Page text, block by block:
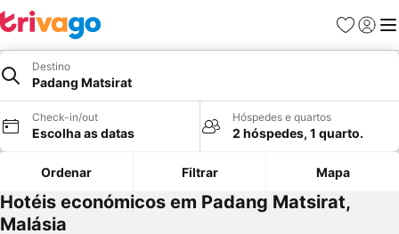
Favoritos
Iniciar
Destino
Padang Matsirat
Check-in/out
Escolha as datas
Hóspedes e quartos
2 hóspedes, 1 quarto.
Ordenar Filtrar Mapa
Hotéis económicos em Padang Matsirat,
Malásia